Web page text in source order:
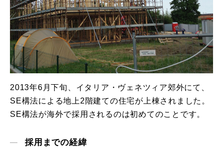
2013年6月下旬、イタリア・ヴェネツィア郊外にて、
SE構法による地上2階建ての住宅が上棟されました。
SE構法が海外で採用されるのは初めてのことです。
採用までの経緯